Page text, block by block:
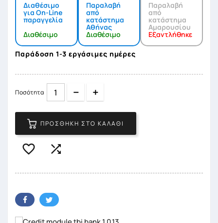
Διαθέσιμο
για On-Line
παραγγελία
Διαθέσιμο
Παραλαβή
από
κατάστημα
Αθήνας
Διαθέσιμο
Παραλαβή
από
κατάστημα
Αμαρουσίου
Εξαντλήθηκε
Παράδοση 1-3 εργάσιμες ημέρες
Ποσότητα Quantity
ΠΡΟΣΘΉΚΗ ΣΤΟ ΚΑΛΆΘΙ
 